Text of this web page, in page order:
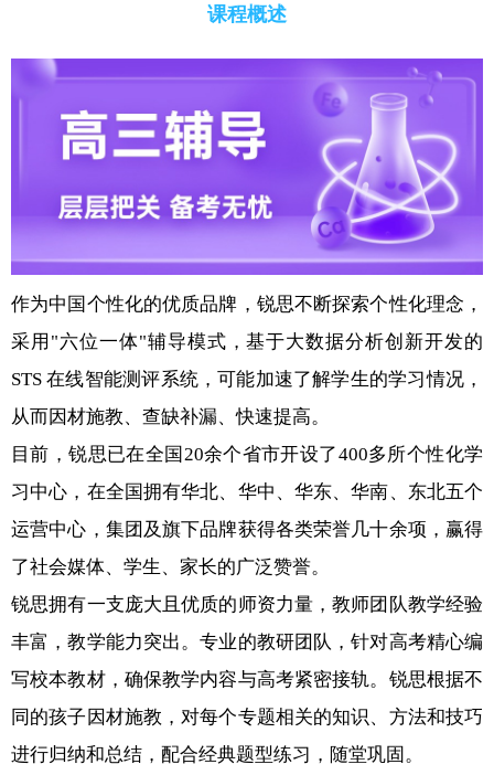
课程概述
作为中国个性化的优质品牌，锐思不断探索个性化理念，
采用"六位一体"辅导模式，基于大数据分析创新开发的
STS 在线智能测评系统，可能加速了解学生的学习情况，
从而因材施教、查缺补漏、快速提高。
目前，锐思已在全国20余个省市开设了400多所个性化学
习中心，在全国拥有华北、华中、华东、华南、东北五个
运营中心，集团及旗下品牌获得各类荣誉几十余项，赢得
了社会媒体、学生、家长的广泛赞誉。
锐思拥有一支庞大且优质的师资力量，教师团队教学经验
丰富，教学能力突出。专业的教研团队，针对高考精心编
写校本教材，确保教学内容与高考紧密接轨。锐思根据不
同的孩子因材施教，对每个专题相关的知识、方法和技巧
进行归纳和总结，配合经典题型练习，随堂巩固。